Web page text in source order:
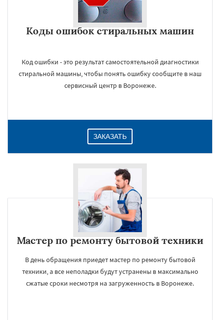
Коды ошибок стиральных машин
Код ошибки - это результат самостоятельной диагностики
стиральной машины, чтобы понять ошибку сообщите в наш
сервисный центр в Воронеже.
ЗАКАЗАТЬ
Мастер по ремонту бытовой техники
В день обращения приедет мастер по ремонту бытовой
техники, а все неполадки будут устранены в максимально
сжатые сроки несмотря на загруженность в Воронеже.